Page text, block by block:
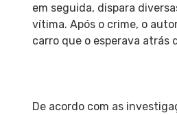
em seguida, dispara
vítima. Após o crime, o
carro que o esperava atrás
De acordo com as